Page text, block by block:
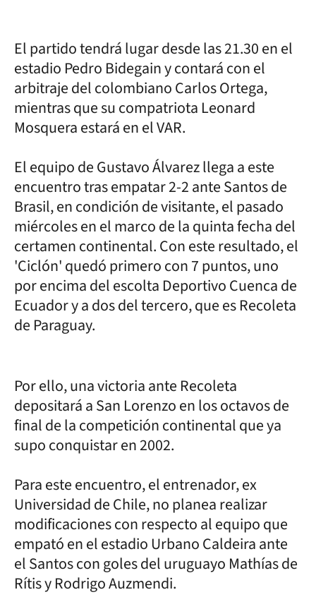
El partido tendrá lugar desde las 21.30 en el
estadio Pedro Bidegain y contará con el
arbitraje del colombiano Carlos Ortega,
mientras que su compatriota Leonard
Mosquera estará en el VAR.
El equipo de Gustavo Álvarez llega a este
encuentro tras empatar 2-2 ante Santos de
Brasil, en condición de visitante, el pasado
miércoles en el marco de la quinta fecha del
certamen continental. Con este resultado, el
'Ciclón' quedó primero con 7 puntos, uno
por encima del escolta Deportivo Cuenca de
Ecuador y a dos del tercero, que es Recoleta
de Paraguay.
Por ello, una victoria ante Recoleta
depositará a San Lorenzo en los octavos de
final de la competición continental que ya
supo conquistar en 2002.
Para este encuentro, el entrenador, ex
Universidad de Chile, no planea realizar
modificaciones con respecto al equipo que
empató en el estadio Urbano Caldeira ante
el Santos con goles del uruguayo Mathías de
Rítis y Rodrigo Auzmendi.